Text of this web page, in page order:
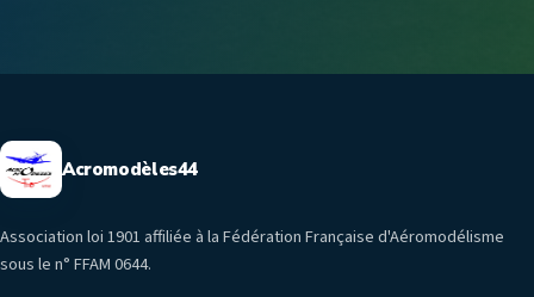
Acromodèles44
Association loi 1901 affiliée à la Fédération Française d'Aéromodélisme
sous le n° FFAM 0644.